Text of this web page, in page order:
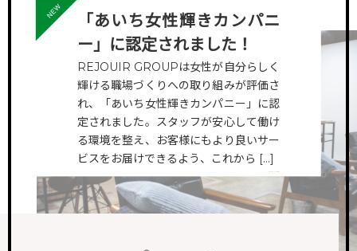
「あいち女性輝きカンパニ
ー」に認定されました！
REJOUIR GROUPは女性が自分らしく
輝ける職場づくりへの取り組みが評価さ
れ、「あいち女性輝きカンパニー」に認
定されました。スタッフが安心して働け
る環境を整え、お客様にもより良いサー
ビスをお届けできるよう、これから […]
VIEW MORE